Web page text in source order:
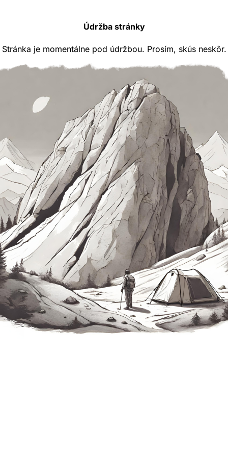
Údržba stránky
Stránka je momentálne pod údržbou. Prosím, skús neskôr.